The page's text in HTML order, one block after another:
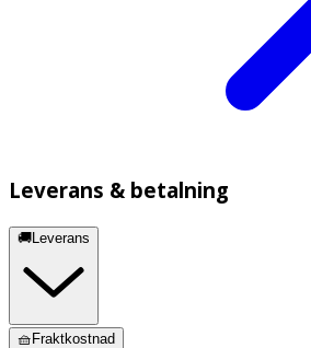
Leverans & betalning
🚚Leverans
🧺Fraktkostnad